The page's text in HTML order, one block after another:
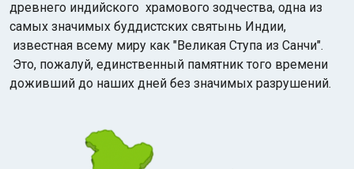
Индийский океан
древнего индийского храмового зодчества, одна из
самых значимых буддистских святынь Индии,
известная всему миру как "Великая Ступа из Санчи".
Это, пожалуй, единственный памятник того времени
доживший до наших дней без значимых разрушений.